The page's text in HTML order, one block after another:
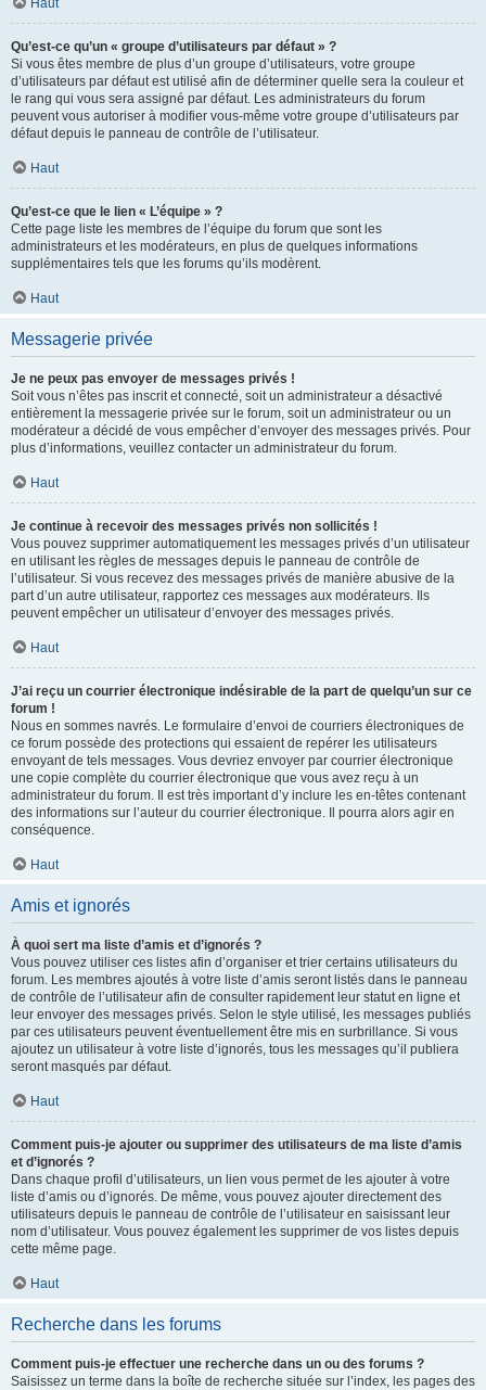
Haut
Qu’est-ce qu’un « groupe d’utilisateurs par défaut » ?
Si vous êtes membre de plus d’un groupe d’utilisateurs, votre groupe
d’utilisateurs par défaut est utilisé afin de déterminer quelle sera la couleur et
le rang qui vous sera assigné par défaut. Les administrateurs du forum
peuvent vous autoriser à modifier vous-même votre groupe d’utilisateurs par
défaut depuis le panneau de contrôle de l’utilisateur.
Haut
Qu’est-ce que le lien « L’équipe » ?
Cette page liste les membres de l’équipe du forum que sont les
administrateurs et les modérateurs, en plus de quelques informations
supplémentaires tels que les forums qu’ils modèrent.
Haut
Messagerie privée
Je ne peux pas envoyer de messages privés !
Soit vous n’êtes pas inscrit et connecté, soit un administrateur a désactivé
entièrement la messagerie privée sur le forum, soit un administrateur ou un
modérateur a décidé de vous empêcher d’envoyer des messages privés. Pour
plus d’informations, veuillez contacter un administrateur du forum.
Haut
Je continue à recevoir des messages privés non sollicités !
Vous pouvez supprimer automatiquement les messages privés d’un utilisateur
en utilisant les règles de messages depuis le panneau de contrôle de
l’utilisateur. Si vous recevez des messages privés de manière abusive de la
part d’un autre utilisateur, rapportez ces messages aux modérateurs. Ils
peuvent empêcher un utilisateur d’envoyer des messages privés.
Haut
J’ai reçu un courrier électronique indésirable de la part de quelqu’un sur ce
forum !
Nous en sommes navrés. Le formulaire d’envoi de courriers électroniques de
ce forum possède des protections qui essaient de repérer les utilisateurs
envoyant de tels messages. Vous devriez envoyer par courrier électronique
une copie complète du courrier électronique que vous avez reçu à un
administrateur du forum. Il est très important d’y inclure les en-têtes contenant
des informations sur l’auteur du courrier électronique. Il pourra alors agir en
conséquence.
Haut
Amis et ignorés
À quoi sert ma liste d’amis et d’ignorés ?
Vous pouvez utiliser ces listes afin d’organiser et trier certains utilisateurs du
forum. Les membres ajoutés à votre liste d’amis seront listés dans le panneau
de contrôle de l’utilisateur afin de consulter rapidement leur statut en ligne et
leur envoyer des messages privés. Selon le style utilisé, les messages publiés
par ces utilisateurs peuvent éventuellement être mis en surbrillance. Si vous
ajoutez un utilisateur à votre liste d’ignorés, tous les messages qu’il publiera
seront masqués par défaut.
Haut
Comment puis-je ajouter ou supprimer des utilisateurs de ma liste d’amis
et d’ignorés ?
Dans chaque profil d’utilisateurs, un lien vous permet de les ajouter à votre
liste d’amis ou d’ignorés. De même, vous pouvez ajouter directement des
utilisateurs depuis le panneau de contrôle de l’utilisateur en saisissant leur
nom d’utilisateur. Vous pouvez également les supprimer de vos listes depuis
cette même page.
Haut
Recherche dans les forums
Comment puis-je effectuer une recherche dans un ou des forums ?
Saisissez un terme dans la boîte de recherche située sur l’index, les pages des